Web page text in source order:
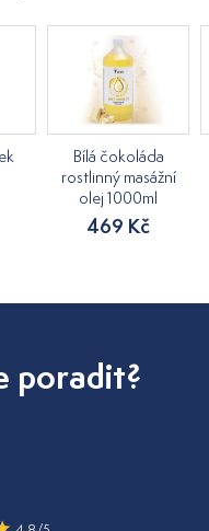
Bílá čokoláda
rostlinný masážní
olej 1000ml
469 Kč
poradit?